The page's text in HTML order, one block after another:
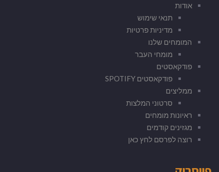
אודות
תנאי שימוש
מדיניות פרטיות
המומחים שלנו
מומחי העבר
פודקאסטים
פודקאסטים SPOTIFY
ממליצים
סרטוני המלצות
ראיונות מומחים
מגזינים קודמים
רוצה לפרסם לחץ כאן